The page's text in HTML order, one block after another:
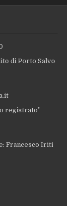
di Porto Salvo
registrato”
Francesco Iriti